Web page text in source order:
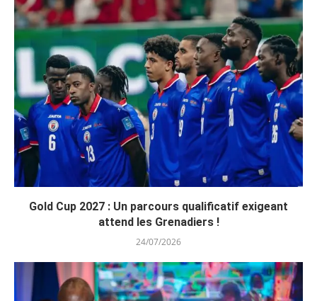
Gold Cup 2027 : Un parcours qualificatif exigeant
attend les Grenadiers !
24/07/2026